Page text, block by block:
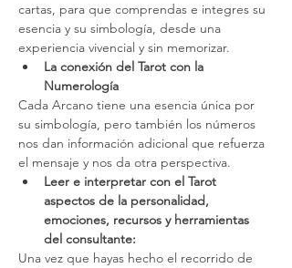
cartas, para que comprendas e integres su
esencia y su simbología, desde una
experiencia vivencial y sin memorizar.
La conexión del Tarot con la
Numerología
Cada Arcano tiene una esencia única por
su simbología, pero también los números
nos dan información adicional que refuerza
el mensaje y nos da otra perspectiva.
Leer e interpretar con el Tarot
aspectos de la personalidad,
emociones, recursos y herramientas
del consultante:
Una vez que hayas hecho el recorrido de